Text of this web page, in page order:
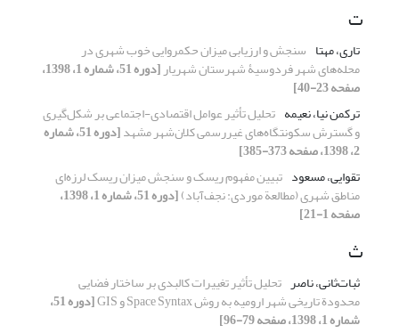
ت
تاری، مهتا سنجش و ارزیابی میزان حکمروایی خوب شهری در
محله‌های شهر فردوسیۀ شهرستان شهریار [دوره 51، شماره 1، 1398،
صفحه 23-40]
ترکمن نیا، نعیمه تحلیل تأثیر عوامل اقتصادی-اجتماعی بر شکل‌گیری
و گسترش سکونتگاه‌های غیررسمی کلان‌شهر مشهد [دوره 51، شماره
2، 1398، صفحه 373-385]
تقوایی، مسعود تبیین مفهوم ریسک و سنجش میزان ریسک لرزه‌ای
مناطق شهری (مطالعة موردی: نجف‌آباد) [دوره 51، شماره 1، 1398،
صفحه 1-21]
ث
ثبات‌ثانی، ناصر تحلیل تأثیر تغییرات کالبدی بر ساختار فضایی
محدودة تاریخی شهر ارومیه به ‌روش Space Syntax و GIS [دوره 51،
شماره 1، 1398، صفحه 79-96]